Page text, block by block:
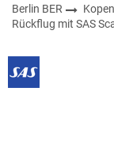
Berlin BER
Rückflug mit SAS